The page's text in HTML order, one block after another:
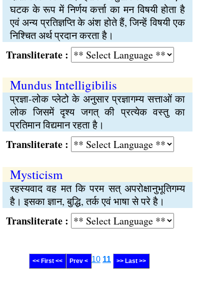
घटक के रूप में निर्णय कर्त्ता का मन विषयी होता है
एवं अन्य प्रतिज्ञप्ति के अंश होते हैं, जिन्हें विषयी एक
निश्चित अर्थ प्रदान करता है।
:
Mundus Intelligibilis
प्रज्ञा-लोक प्लेटो के अनुसार प्रज्ञागम्य सत्ताओं का
लोक जिसमें दृश्य जगत् की प्रत्येक वस्तु का
प्रतिमान विद्यमान रहता है।
:
Mysticism
रहस्यवाद वह मत कि परम सत् अपरोक्षानुभूतिगम्य
है। इसका ज्ञान, बुद्धि, तर्क एवं भाषा से परे है।
:
<< First << Prev < 10 11 >> Last >>